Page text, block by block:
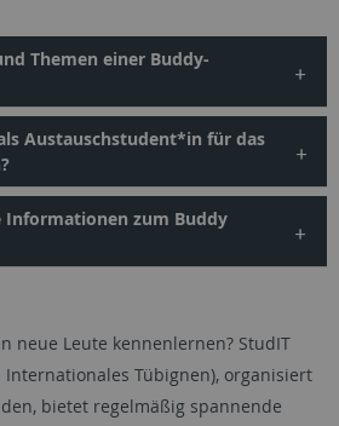
Themen einer Buddy-
Austauschstudent*in für das
zum Buddy
neue Leute kennenlernen? StudIT
Tübignen), organisiert
bietet regelmäßig spannende